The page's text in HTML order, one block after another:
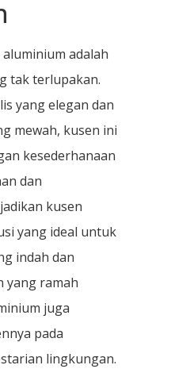
adalah
tak terlupakan.
yang elegan dan
mewah, kusen ini
kesederhanaan
dan
kusen
yang ideal untuk
indah dan
yang ramah
juga
pada
lingkungan.